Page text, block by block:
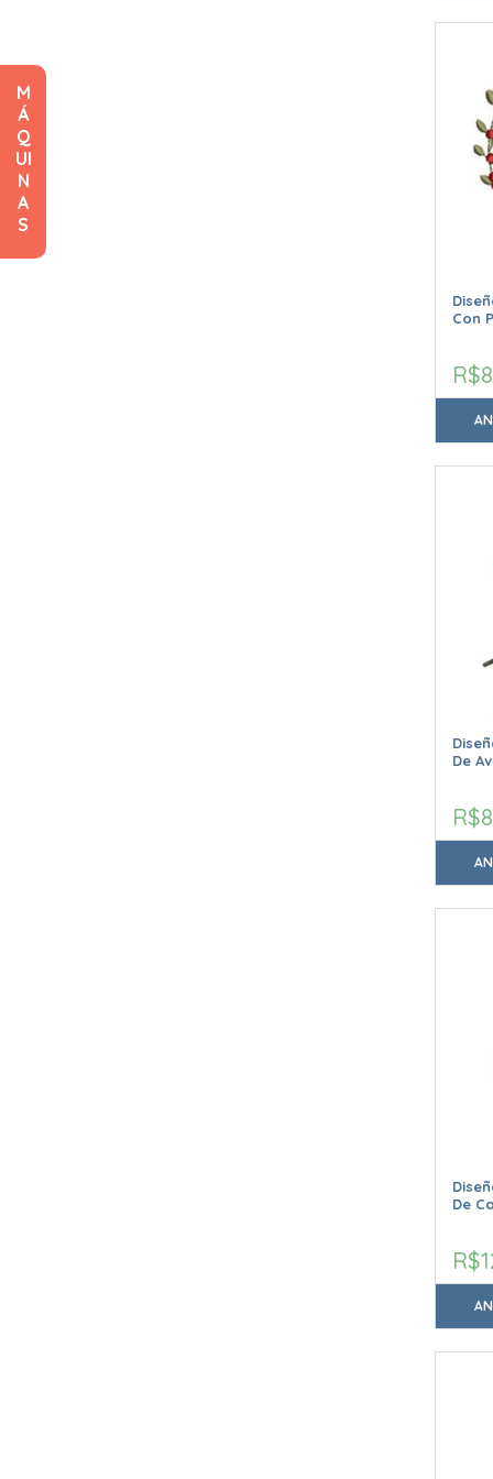
M
Á
Q
UI
N
A
S
Con
De
De